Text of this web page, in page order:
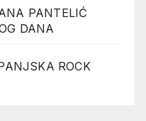
PANTELIĆ
DANA
ROCK